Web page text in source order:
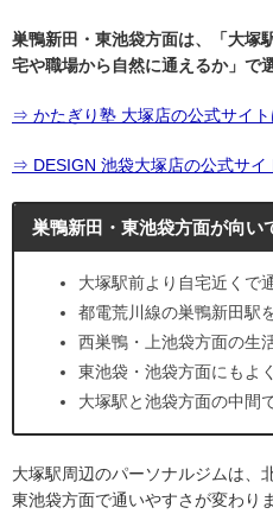
巣鴨新田・東池袋方面は、「大塚
宅や職場から自然に通えるか」で
⇒ かたぎり塾 大塚店の公式サイ
⇒ DESIGN 池袋大塚店の公式サイ
巣鴨新田・東池袋方面が向い
大塚駅前より自宅近くで
都電荒川線の巣鴨新田駅
西巣鴨・上池袋方面の生
東池袋・池袋方面にもよ
大塚駅と池袋方面の中間
大塚駅周辺のパーソナルジムは、
東池袋方面で通いやすさが変わりま